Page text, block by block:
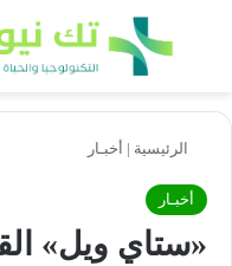
بحث عن
الرئيسية | أخبـار
أخبـار
«ستاي ويل»